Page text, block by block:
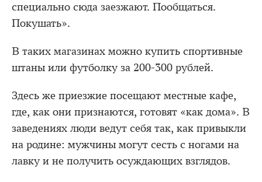
специально сюда заезжают. Пообщаться.
Покушать».
В таких магазинах можно купить спортивные
штаны или футболку за 200-300 рублей.
Здесь же приезжие посещают местные кафе,
где, как они признаются, готовят «как дома». В
заведениях люди ведут себя так, как привыкли
на родине: мужчины могут сесть с ногами на
лавку и не получить осуждающих взглядов.